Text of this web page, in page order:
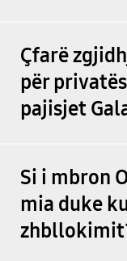
Çfarë
për
pajisjet
Si i mbron
mia duke